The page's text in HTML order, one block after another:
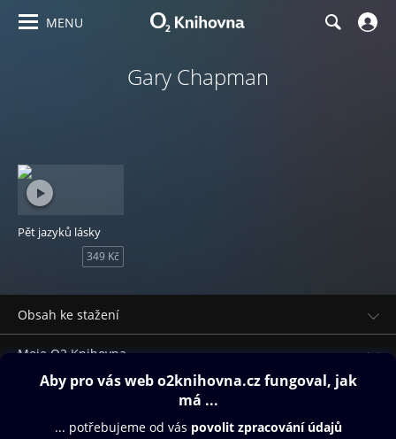
MENU
Gary Chapman
Pět jazyků lásky
349 Kč
Obsah ke stažení
Moje O2 Knihovna
Další zábava